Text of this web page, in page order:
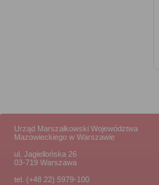
Urząd Marszałkowski Województwa
Mazowieckiego w Warszawie
ul. Jagiellońska 26
03-719 Warszawa
tel. (+48 22) 5979-100